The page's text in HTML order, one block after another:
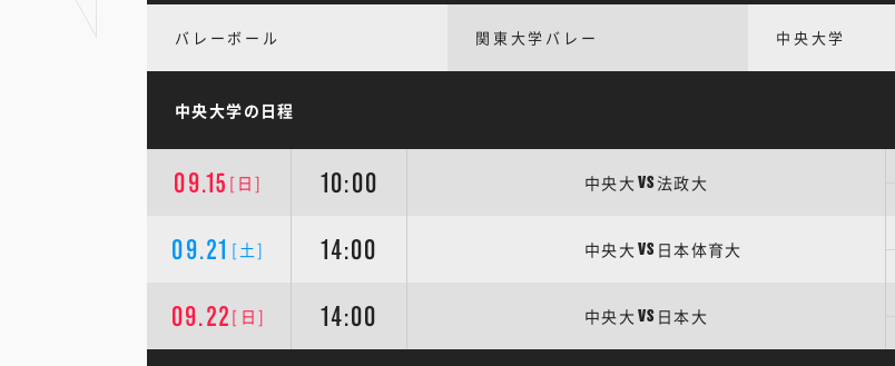
バレーボール 関東大学バレー 中央大学
中央大学の日程
09.15 [日] 10:00 中央大 VS 法政大
09.21 [土] 14:00 中央大 VS 日本体育大
09.22 [日] 14:00 中央大 VS 日本大